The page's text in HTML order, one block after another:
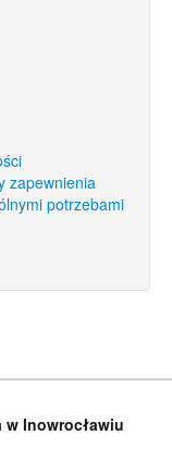
zapewnienia
potrzebami
Inowrocławiu